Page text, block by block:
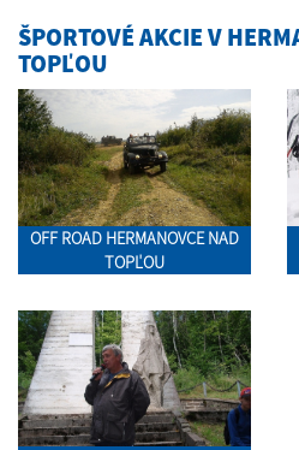
ŠPORTOVÉ AKCIE V
TOPĽOU
OFF ROAD HERMANOVCE NAD
TOPĽOU